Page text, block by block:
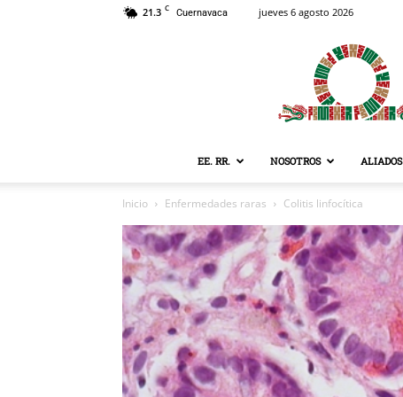
21.3 C Cuernavaca jueves 6 agosto 2026
EE. RR. NOSOTROS ALIADOS
Inicio Enfermedades raras Colitis linfocítica